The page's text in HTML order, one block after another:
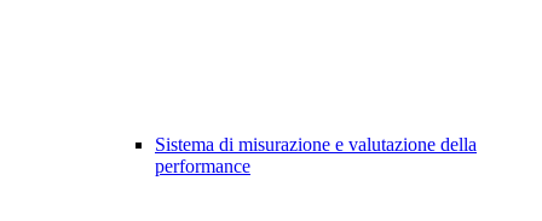
Sistema di misurazione e valutazione della
performance